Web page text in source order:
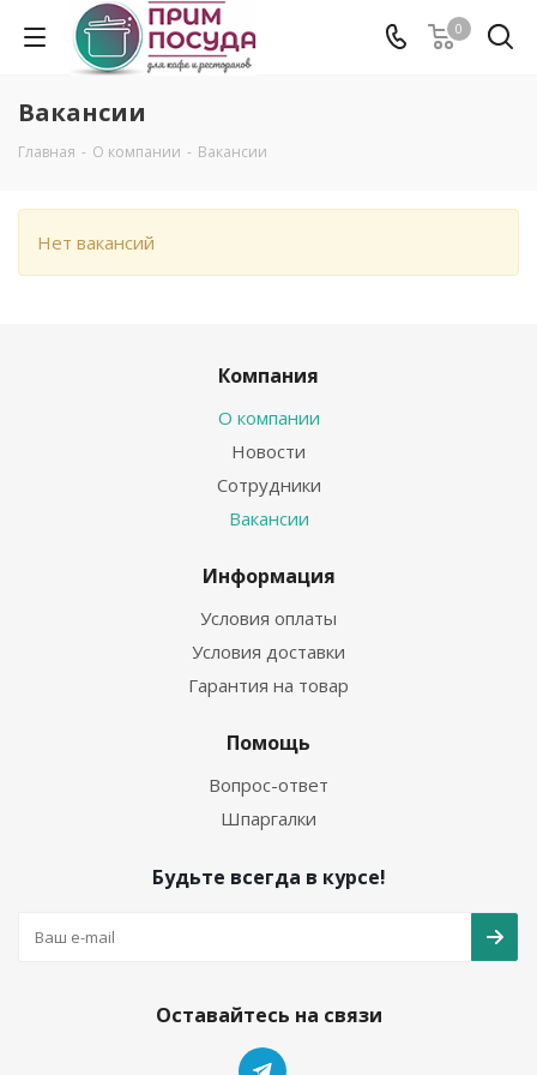
0
Вакансии
Главная - О компании - Вакансии
Нет вакансий
Компания
О компании
Новости
Сотрудники
Вакансии
Информация
Условия оплаты
Условия доставки
Гарантия на товар
Помощь
Вопрос-ответ
Шпаргалки
Будьте всегда в курсе!
Оставайтесь на связи